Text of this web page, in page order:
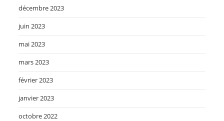
décembre 2023
juin 2023
mai 2023
mars 2023
février 2023
janvier 2023
octobre 2022